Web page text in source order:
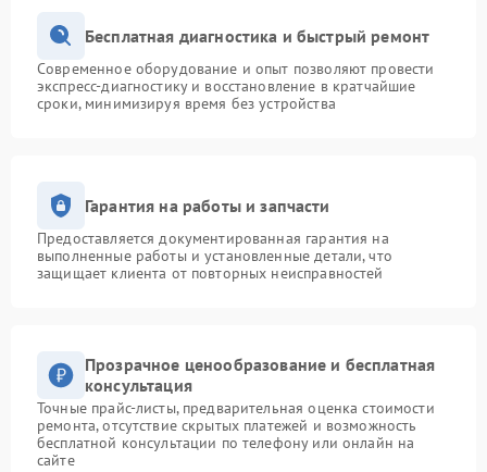
Бесплатная диагностика и быстрый ремонт
Современное оборудование и опыт позволяют провести
экспресс-диагностику и восстановление в кратчайшие
сроки, минимизируя время без устройства
Гарантия на работы и запчасти
Предоставляется документированная гарантия на
выполненные работы и установленные детали, что
защищает клиента от повторных неисправностей
Прозрачное ценообразование и бесплатная
консультация
Точные прайс-листы, предварительная оценка стоимости
ремонта, отсутствие скрытых платежей и возможность
бесплатной консультации по телефону или онлайн на
сайте